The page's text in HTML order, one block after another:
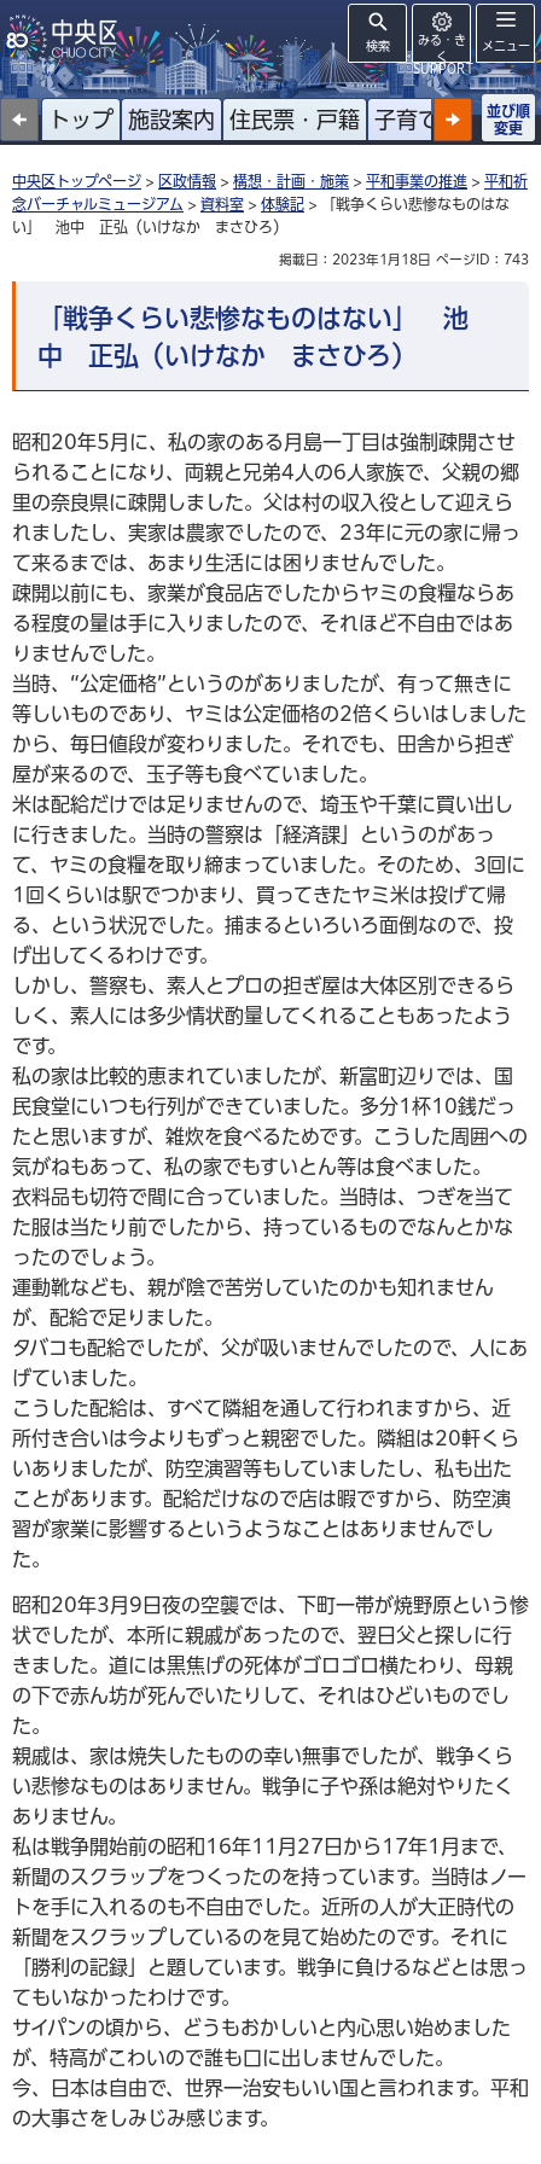
検索
みる・き
く
SUPPORT
メニュー
トップ 施設案内 住民票・戸籍 子育て 高齢者
並び順
変更
中央区トップページ > 区政情報 > 構想・計画・施策 > 平和事業の推進 > 平和祈
念バーチャルミュージアム > 資料室 > 体験記 > 「戦争くらい悲惨なものはな
い」 池中 正弘（いけなか まさひろ）
掲載日：2023年1月18日 ページID：743
「戦争くらい悲惨なものはない」 池
中 正弘（いけなか まさひろ）
昭和20年5月に、私の家のある月島一丁目は強制疎開させ
られることになり、両親と兄弟4人の6人家族で、父親の郷
里の奈良県に疎開しました。父は村の収入役として迎えら
れましたし、実家は農家でしたので、23年に元の家に帰っ
て来るまでは、あまり生活には困りませんでした。
疎開以前にも、家業が食品店でしたからヤミの食糧ならあ
る程度の量は手に入りましたので、それほど不自由ではあ
りませんでした。
当時、“公定価格”というのがありましたが、有って無きに
等しいものであり、ヤミは公定価格の2倍くらいはしました
から、毎日値段が変わりました。それでも、田舎から担ぎ
屋が来るので、玉子等も食べていました。
米は配給だけでは足りませんので、埼玉や千葉に買い出し
に行きました。当時の警察は「経済課」というのがあっ
て、ヤミの食糧を取り締まっていました。そのため、3回に
1回くらいは駅でつかまり、買ってきたヤミ米は投げて帰
る、という状況でした。捕まるといろいろ面倒なので、投
げ出してくるわけです。
しかし、警察も、素人とプロの担ぎ屋は大体区別できるら
しく、素人には多少情状酌量してくれることもあったよう
です。
私の家は比較的恵まれていましたが、新富町辺りでは、国
民食堂にいつも行列ができていました。多分1杯10銭だっ
たと思いますが、雑炊を食べるためです。こうした周囲への
気がねもあって、私の家でもすいとん等は食べました。
衣料品も切符で間に合っていました。当時は、つぎを当て
た服は当たり前でしたから、持っているものでなんとかな
ったのでしょう。
運動靴なども、親が陰で苦労していたのかも知れません
が、配給で足りました。
タバコも配給でしたが、父が吸いませんでしたので、人にあ
げていました。
こうした配給は、すべて隣組を通して行われますから、近
所付き合いは今よりもずっと親密でした。隣組は20軒くら
いありましたが、防空演習等もしていましたし、私も出た
ことがあります。配給だけなので店は暇ですから、防空演
習が家業に影響するというようなことはありませんでし
た。
昭和20年3月9日夜の空襲では、下町一帯が焼野原という惨
状でしたが、本所に親戚があったので、翌日父と探しに行
きました。道には黒焦げの死体がゴロゴロ横たわり、母親
の下で赤ん坊が死んでいたりして、それはひどいものでし
た。
親戚は、家は焼失したものの幸い無事でしたが、戦争くら
い悲惨なものはありません。戦争に子や孫は絶対やりたく
ありません。
私は戦争開始前の昭和16年11月27日から17年1月まで、
新聞のスクラップをつくったのを持っています。当時はノー
トを手に入れるのも不自由でした。近所の人が大正時代の
新聞をスクラップしているのを見て始めたのです。それに
「勝利の記録」と題しています。戦争に負けるなどとは思っ
てもいなかったわけです。
サイパンの頃から、どうもおかしいと内心思い始めました
が、特高がこわいので誰も口に出しませんでした。
今、日本は自由で、世界一治安もいい国と言われます。平和
の大事さをしみじみ感じます。